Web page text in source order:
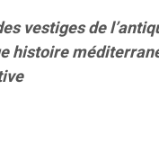
vestiges de
histoire